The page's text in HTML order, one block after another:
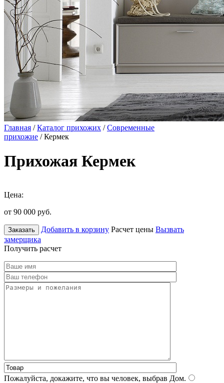
Главная /Каталог прихожих /Современные
прихожие / Кермек
Прихожая Кермек
Цена:
от 90 000 руб.
Заказать Добавить в корзину Расчет цены Вызвать
замерщика
Получить расчет
Пожалуйста, докажите, что вы человек, выбрав Дом.